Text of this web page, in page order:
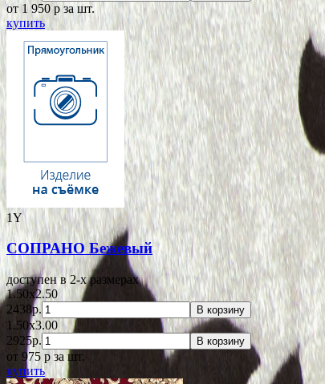
от 1 950 p за шт.
купить
1Y
СОПРАНО Бежевый
доступен в 2-x размерах
1.50x2.50
2438р.
В корзину
1.50x3.00
2925р.
В корзину
от 975 pза шт.
купить